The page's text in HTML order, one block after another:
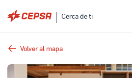
Cerca de ti
Volver al mapa